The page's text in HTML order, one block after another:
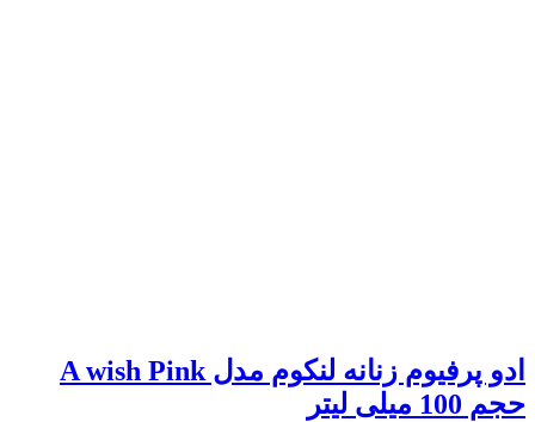
ادو پرفیوم زنانه لنکوم مدل A wish Pink
حجم 100 میلی لیتر